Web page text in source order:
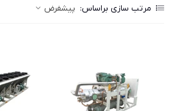
مرتب سازی براساس: پیشفرض